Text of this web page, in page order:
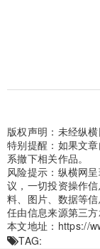
版权声明：未经纵
特别提醒：如果文
系撤下相关作品。
风险提示：纵横网
议，一切投资操作
料、图片、数据等
任由信息来源第三方
本文地址： https://
TAG: